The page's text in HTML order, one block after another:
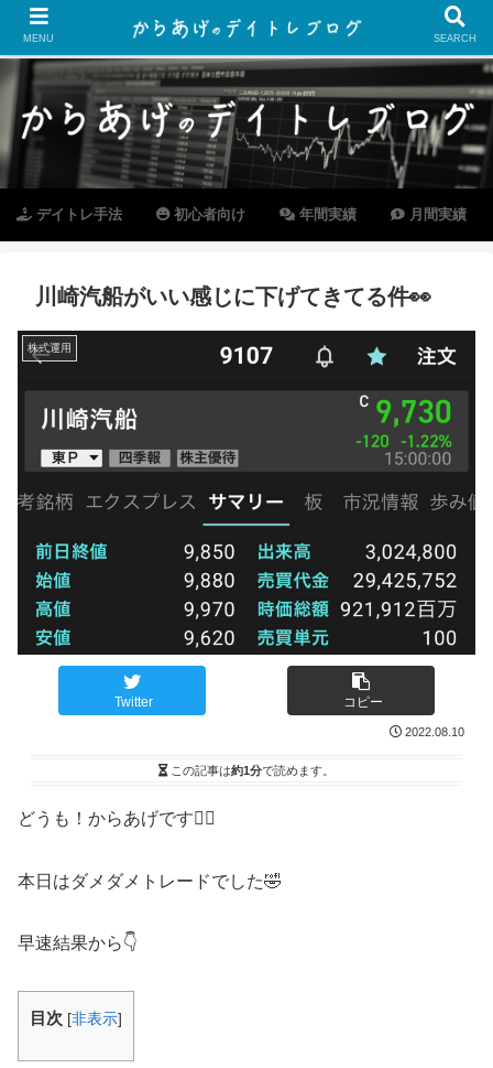
デイトレ手法 初心者向け 年間実績 月間実績
川崎汽船がいい感じに下げてきてる件👀
株式運用
Twitter コピー
2022.08.10
この記事は約1分で読めます。
どうも！からあげです🙋‍♂️
本日はダメダメトレードでした🤣
早速結果から👇
目次 [非表示]
MENU SEARCH